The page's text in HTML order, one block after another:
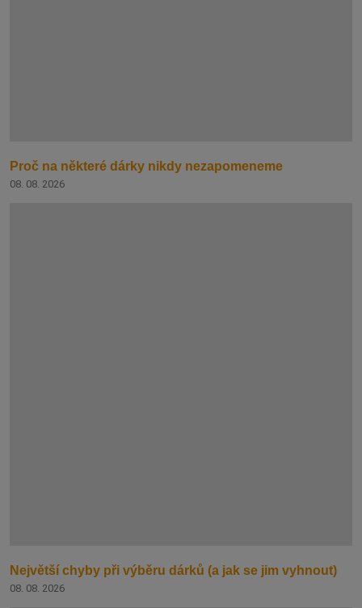
Proč na některé dárky nikdy nezapomeneme
08. 08. 2026
Největší chyby při výběru dárků (a jak se jim vyhnout)
08. 08. 2026